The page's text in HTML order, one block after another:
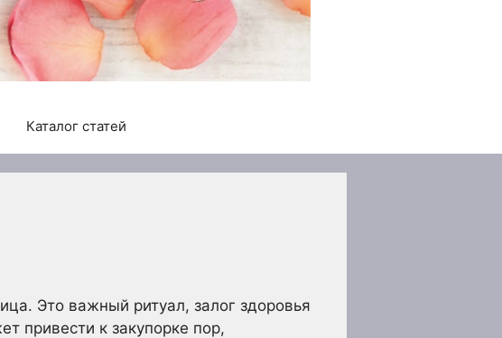
Каталог статей
Это важный ритуал, залог здоровья
привести к закупорке пор,